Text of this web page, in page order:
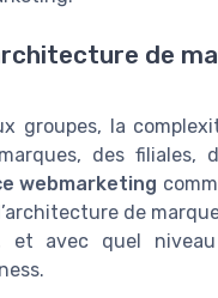
de
groupes, la
des filiales,
webmarketing
de
et avec quel